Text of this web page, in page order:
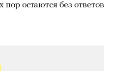
остаются без ответов